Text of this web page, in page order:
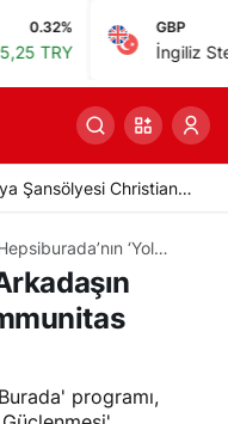
GBP
İngiliz Sterlini
Şansölyesi Christian
geliyor
‘Yol
Arkadaşın Burada’
Communitas
Ödül Aldı
programı,
Paylaş